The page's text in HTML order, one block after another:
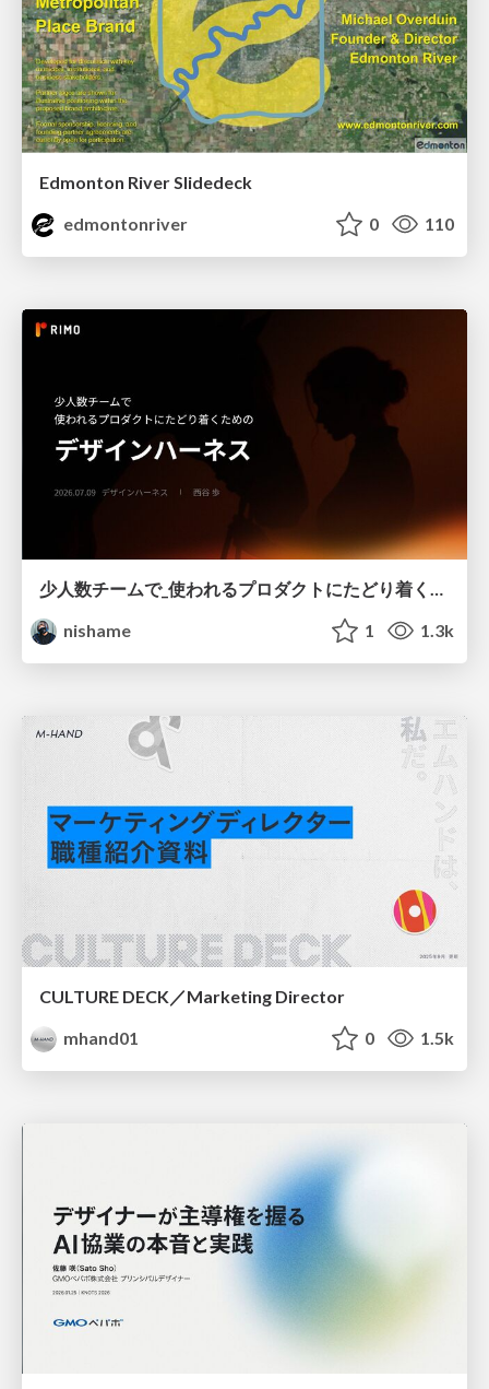
Edmonton River Slidedeck
edmontonriver
0 110
少人数チームで_使われるプロダクトにたどり着くための_デザインハーネス.pdf
nishame
1 1.3k
CULTURE DECK／Marketing Director
mhand01
0 1.5k